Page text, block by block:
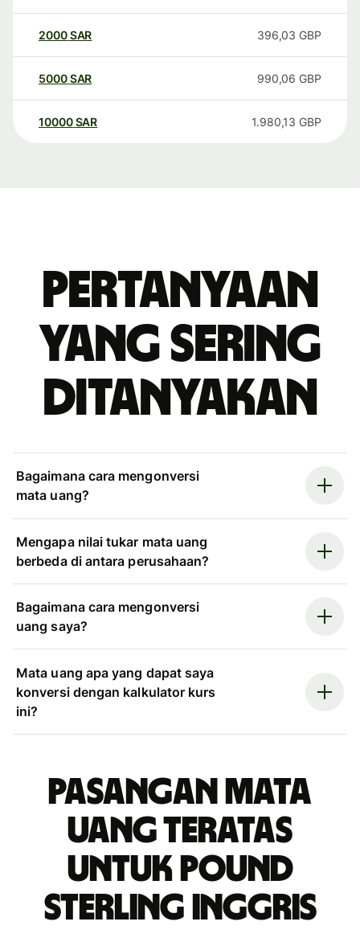
2000SAR 396,03 GBP
5000SAR 990,06 GBP
10000 SAR 1.980,13 GBP
Pertanyaan
yang sering
ditanyakan
Bagaimana cara mengonversi
mata uang?
Mengapa nilai tukar mata uang
berbeda di antara perusahaan?
Bagaimana cara mengonversi
uang saya?
Mata uang apa yang dapat saya
konversi dengan kalkulator kurs
ini?
Pasangan mata
uang teratas
untuk pound
sterling Inggris